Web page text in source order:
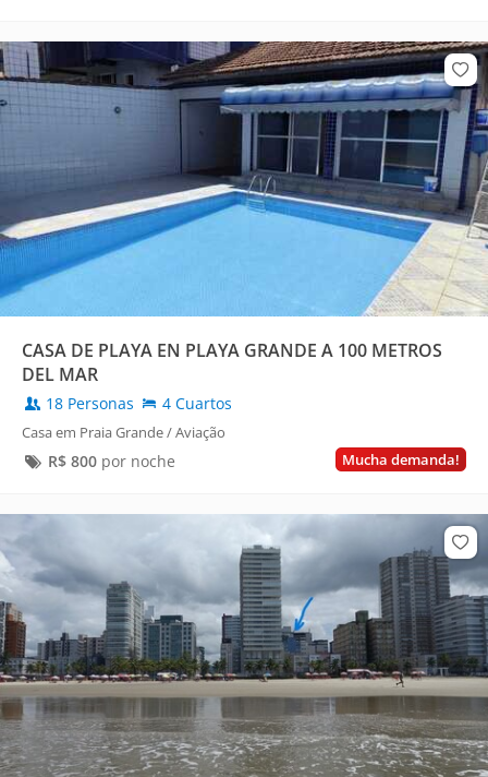
CASA DE PLAYA EN PLAYA GRANDE A 100 METROS
DEL MAR
18 Personas 4 Cuartos
Casa em Praia Grande / Aviação
Mucha demanda!
R$ 800por noche